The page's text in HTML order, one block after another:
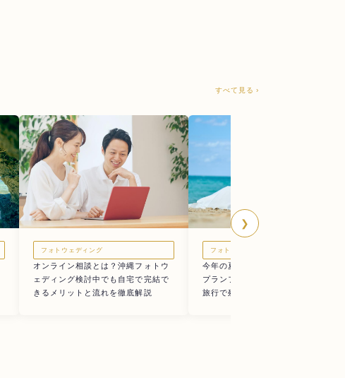
すべて見る ›
フォトウェディング
オンライン相談とは？沖縄フォトウ
ェディング検討中でも自宅で完結で
きるメリットと流れを徹底解説
フォトウェディング
今年の夏休みはみんなで沖縄へ！新
プランファミリービーチフォト×家族
旅行で残す「今」だけの宝物
❯